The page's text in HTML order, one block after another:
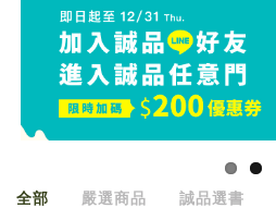
全部 嚴選商品 誠品選書